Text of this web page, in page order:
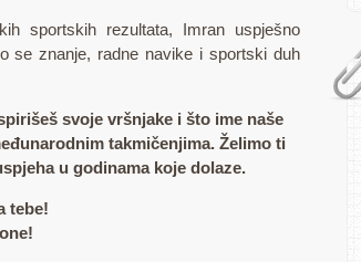
sportskih rezultata, Imran uspješno
se znanje, radne navike i sportski duh
svoje vršnjake i što ime naše
takmičenjima. Želimo ti
u godinama koje dolaze.
tebe!